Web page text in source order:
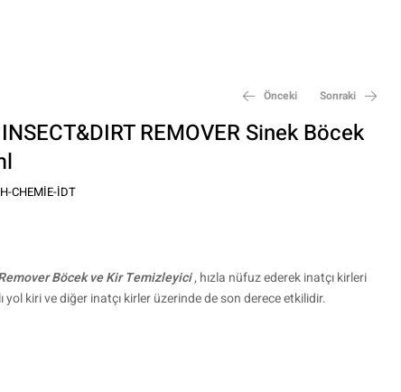
Önceki Sonraki
REMOVER Sinek Böcek
CHEMIE-IDT
Böcek ve Kir Temizleyici, hızla nüfuz ederek inatçı kirleri
yol kiri ve diğer inatçı kirler üzerinde de son derece etkilidir.